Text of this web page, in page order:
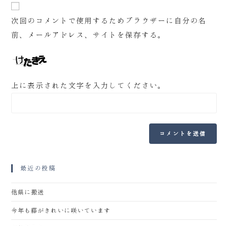
次回のコメントで使用するためブラウザーに自分の名
前、メールアドレス、サイトを保存する。
上に表示された文字を入力してください。
最近の投稿
他県に搬送
今年も藤がきれいに咲いています